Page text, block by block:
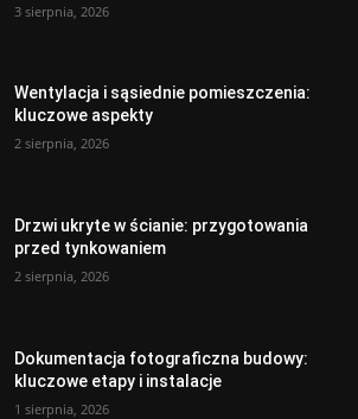
3 sierpnia, 2026
Wentylacja i sąsiednie pomieszczenia:
kluczowe aspekty
2 sierpnia, 2026
Drzwi ukryte w ścianie: przygotowania
przed tynkowaniem
2 sierpnia, 2026
Dokumentacja fotograficzna budowy:
kluczowe etapy i instalacje
1 sierpnia, 2026